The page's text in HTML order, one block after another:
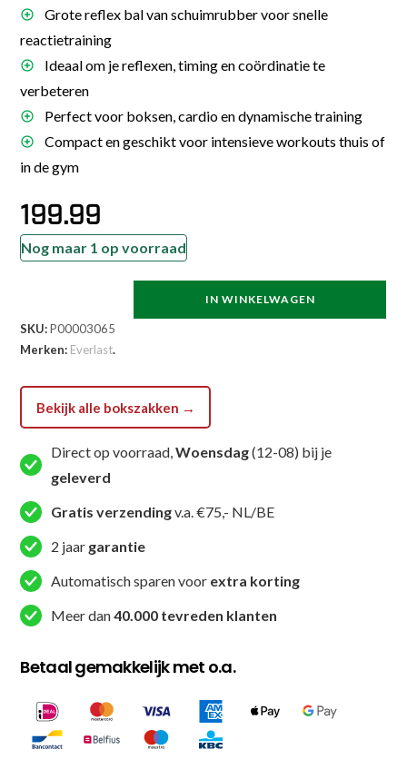
Grote reflex bal van schuimrubber voor snelle
reactietraining
Ideaal om je reflexen, timing en coördinatie te
verbeteren
Perfect voor boksen, cardio en dynamische training
Compact en geschikt voor intensieve workouts thuis of
in de gym
199.99
Nog maar 1 op voorraad
Bokszak
-
Reflex
-
Zwart
aantal
IN WINKELWAGEN
SKU:P00003065
Merken: Everlast.
Bekijk alle bokszakken →
Direct op voorraad,Woensdag(12-08) bij je
geleverd
Gratis verzendingv.a. €75,- NL/BE
2 jaar garantie
Automatisch sparen voor extra korting
Meer dan40.000 tevreden klanten
Betaal gemakkelijk met o.a.